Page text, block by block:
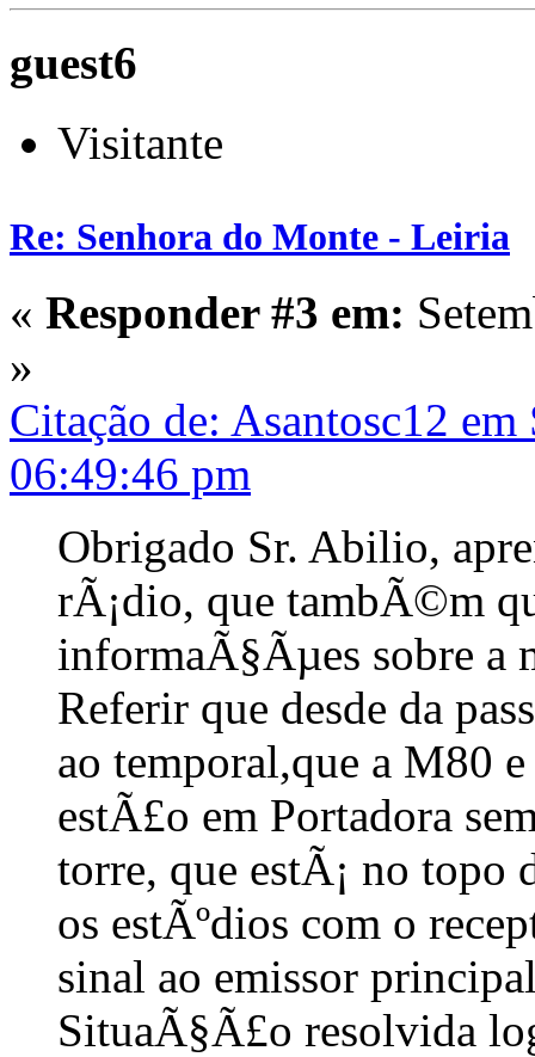
guest6
Visitante
Re: Senhora do Monte - Leiria
« Responder #3 em:
»
Citação de: Asantosc12
06:49:46 pm
Obrigado Sr. Abilio,
rÃ¡dio, que tambÃ©m
informaÃ§Ãµes sobre a
Referir que desde da
ao temporal,que a M80
estÃ£o em Portadora
torre, que estÃ¡ no topo
os estÃºdios com o
sinal ao emissor
SituaÃ§Ã£o resolvida